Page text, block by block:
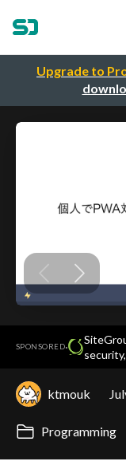
Upgrade to
SPONSORED·
ktmouk
Programming